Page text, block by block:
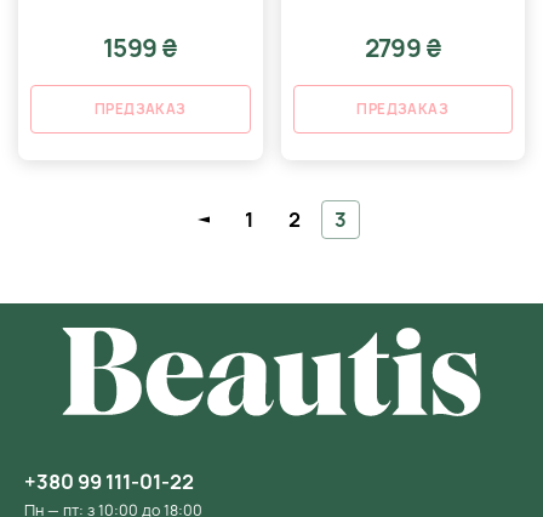
1599 ₴
ПРЕДЗАКАЗ
2799 ₴
ПРЕДЗАКАЗ
1 2 3
+380 99 111-01-22
Пн — пт: з 10:00 до 18:00